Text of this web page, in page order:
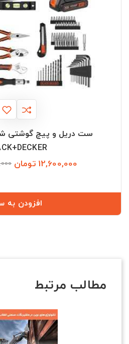
12,600,000 تومان
افزودن به
مطالب مرتبط